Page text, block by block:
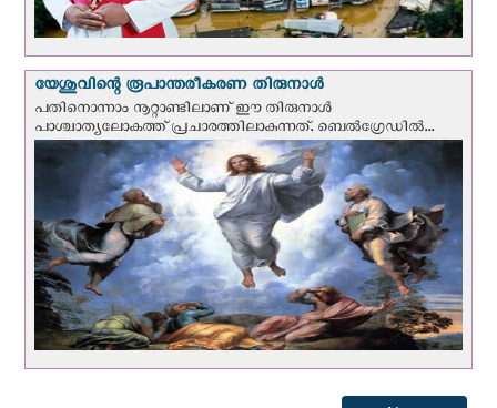
യേശുവിന്റെ രൂപാന്തരീകരണ തിരുനാള്‍
പതിനൊന്നാം നൂറ്റാണ്ടിലാണ് ഈ തിരുനാള്‍
പാശ്ചാത്യലോകത്ത് പ്രചാരത്തിലാകുന്നത്. ബെല്‍ഗ്രേഡില്‍...